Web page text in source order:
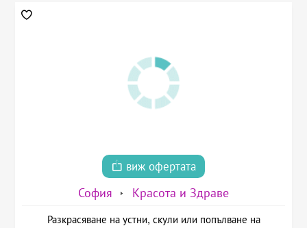
виж офертата
София Красота и Здраве
Разкрасяване на устни, скули или попълване на